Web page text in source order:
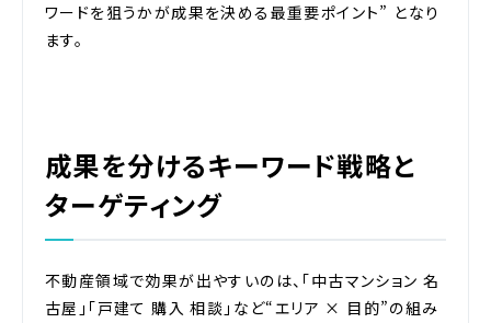
ワードを狙うかが成果を決める最重要ポイント” となり
ます。
成果を分けるキーワード戦略と
ターゲティング
不動産領域で効果が出やすいのは、「中古マンション 名
古屋」「戸建て 購入 相談」など“エリア × 目的”の組み